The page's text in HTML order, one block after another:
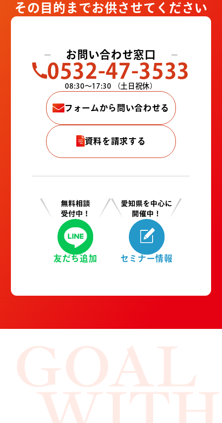
その目的までお供させてください
お問い合わせ窓口
0532-47-3533
08:30〜17:30 （土日祝休）
フォームから問い合わせる
資料を請求する
友だち追加 セミナー情報
GOAL